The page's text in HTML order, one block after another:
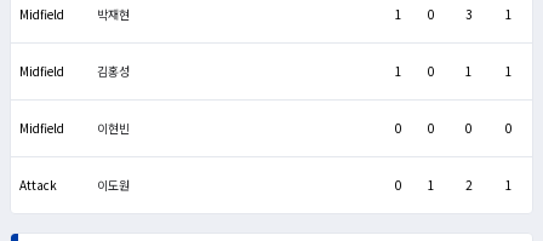
Midfield 박재현 1 0 3 1
Midfield 김홍성 1 0 1 1
Midfield 이현빈 0 0 0 0
Attack 이도원 0 1 2 1